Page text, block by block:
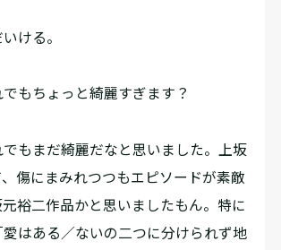
ける。
もちょっと綺麗すぎます？
もまだ綺麗だなと思いました。上坂
傷にまみれつつもエピソードが素敵
裕二作品かと思いましたもん。特に
はある／ないの二つに分けられず地